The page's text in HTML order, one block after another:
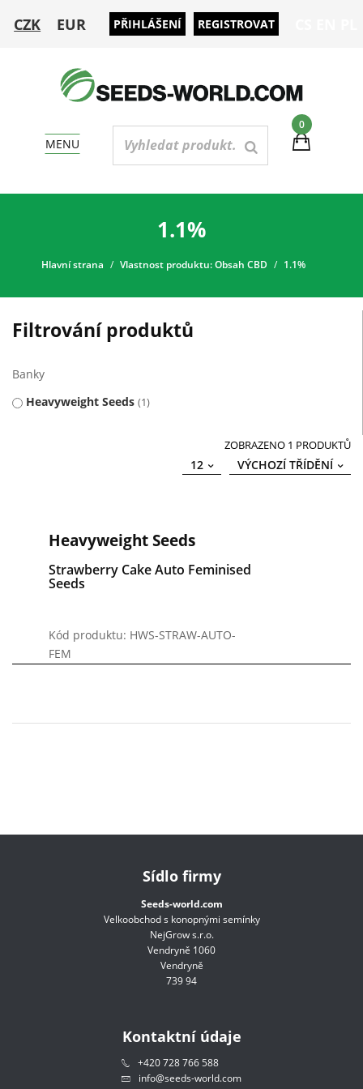
CZK EUR PŘIHLÁŠENÍ REGISTROVAT
0
MENU
1.1%
Hlavní strana Vlastnost produktu: Obsah CBD 1.1%
Filtrování produktů
Banky
Heavyweight Seeds 1
ZOBRAZENO 1 PRODUKTŮ
VÝCHOZÍ TŘÍDĚNÍ
12
Heavyweight Seeds
Strawberry Cake Auto Feminised
Seeds
Kód produktu: HWS-STRAW-AUTO-
FEM
Sídlo firmy
Seeds-world.com
Velkoobchod s konopnými semínky
NejGrow s.r.o.
Vendryně 1060
Vendryně
739 94
Kontaktní údaje
+420 728 766 588
info@seeds-world.com